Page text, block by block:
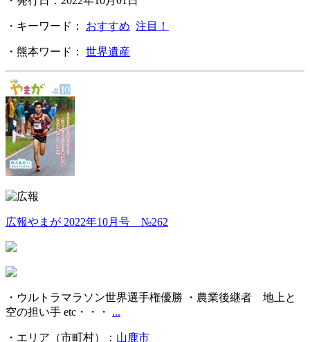
・キーワード： おすすめ 注目！
・熊本ワード： 世界遺産
広報やまが 2022年10月号 №262
・ウルトラマラソン世界選手権優勝 ・農業後継者 地上と
空の担い手 etc・・・ ...
・エリア（市町村）： 山鹿市